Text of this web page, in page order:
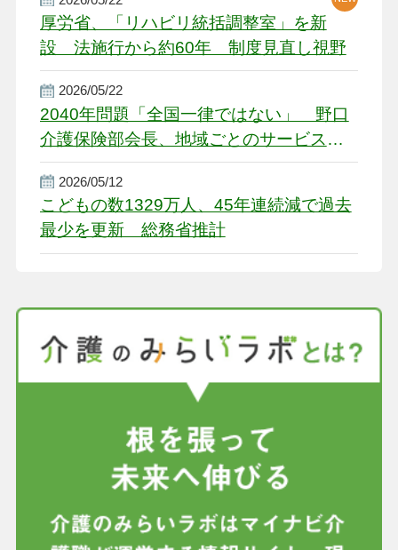
厚労省、「リハビリ統括調整室」を新
設 法施行から約60年 制度見直し視野
2026/05/22
2040年問題「全国一律ではない」 野口
介護保険部会長、地域ごとのサービス基
盤整備を促す
2026/05/12
こどもの数1329万人、45年連続減で過去
最少を更新 総務省推計